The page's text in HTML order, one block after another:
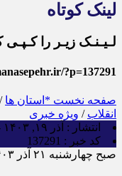
لینک کوتاه
لـیـنـک زیـر را کـپـی
?p=137291
صفحه نخست *استان ها /
انقلاب / ویژه خبری
انتشار : آذر ۱۹, ۱۴۰۳ - ۰۹:۴۰
کد خبر : 137291
صبح چهارشنبه ۲۱ آذر ۱۴۰۳؛